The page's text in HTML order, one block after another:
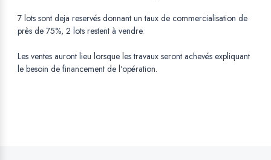
7 lots sont deja reservés donnant un taux de commercialisation de
près de 75%, 2 lots restent à vendre.
Les ventes auront lieu lorsque les travaux seront achevés expliquant
le besoin de financement de l'opération.